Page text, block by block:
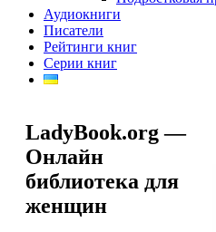
Аудиокниги
Писатели
Рейтинги книг
Серии книг
LadyBook.org —
Онлайн
библиотека для
женщин